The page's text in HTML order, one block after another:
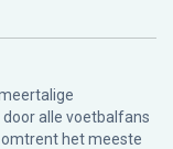
alle voetbalfans
het meeste